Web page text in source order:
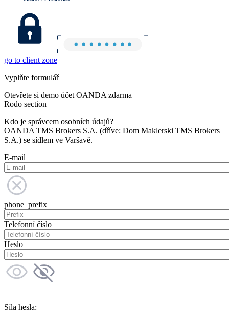
go to client zone
Vyplňte formulář
Otevřete si demo účet OANDA zdarma
Rodo section
Kdo je správcem osobních údajů?
OANDA TMS Brokers S.A. (dříve: Dom Maklerski TMS Brokers
S.A.) se sídlem ve Varšavě.
E-mail
phone_prefix
Telefonní číslo
Heslo
Síla hesla: